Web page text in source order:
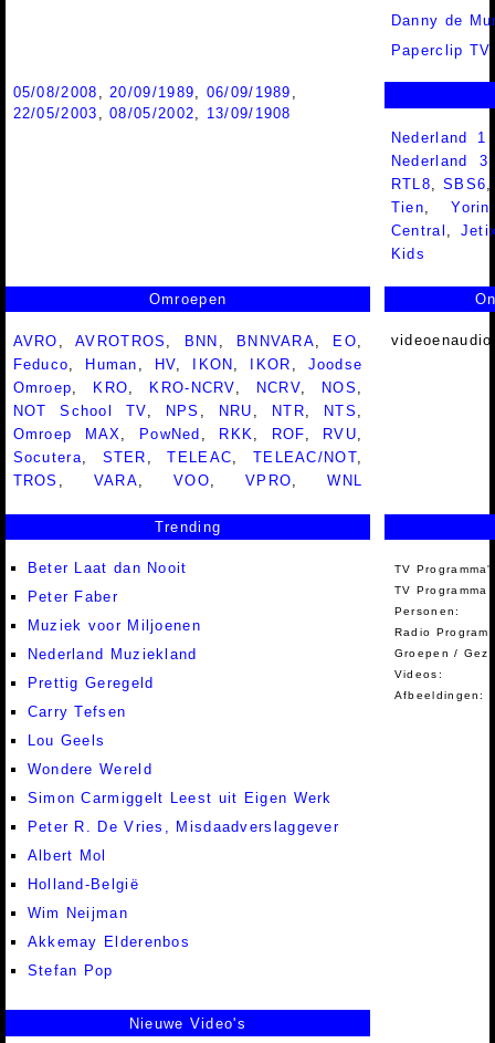
Danny de
Paperclip TV
05/08/2008 ,20/09/1989, 06/09/1989 ,
22/05/2003 ,08/05/2002, 13/09/1908
Nederland
Nederland
RTL8 ,SBS6
Tien ,Yorin
Central
Kids
Omroepen
AVRO ,AVROTROS , BNN , BNNVARA, EO,
Feduco, Human , HV, IKON , IKOR , Joodse
Omroep, KRO, KRO-NCRV, NCRV, NOS ,
NOT School TV, NPS , NRU , NTR, NTS ,
Omroep MAX, PowNed , RKK, ROF, RVU,
Socutera, STER ,TELEAC, TELEAC/NOT,
TROS , VARA,VOO,VPRO,WNL
Trending
Beter Laat dan Nooit
Peter Faber
Muziek voor Miljoenen
Nederland Muziekland
Prettig Geregeld
Carry Tefsen
Lou Geels
Wondere Wereld
Simon Carmiggelt Leest uit Eigen Werk
Peter R. De Vries, Misdaadverslaggever
Albert Mol
Holland-België
Wim Neijman
Akkemay Elderenbos
Stefan Pop
TV
TV Programma
Personen:
Radio
Groepen /
Videos:
Afbeeldingen:
Nieuwe Video's